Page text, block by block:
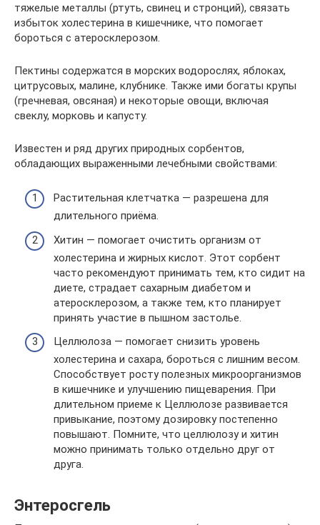
тяжелые металлы (ртуть, свинец и стронций), связать
избыток холестерина в кишечнике, что помогает
бороться с атеросклерозом.
Пектины содержатся в морских водорослях, яблоках,
цитрусовых, малине, клубнике. Также ими богаты крупы
(гречневая, овсяная) и некоторые овощи, включая
свеклу, морковь и капусту.
Известен и ряд других природных сорбентов,
обладающих выраженными лечебными свойствами:
Растительная клетчатка — разрешена для
длительного приёма.
Хитин — помогает очистить организм от
холестерина и жирных кислот. Этот сорбент
часто рекомендуют принимать тем, кто сидит на
диете, страдает сахарным диабетом и
атеросклерозом, а также тем, кто планирует
принять участие в пышном застолье.
Целлюлоза — помогает снизить уровень
холестерина и сахара, бороться с лишним весом.
Способствует росту полезных микроорганизмов
в кишечнике и улучшению пищеварения. При
длительном приеме к Целлюлозе развивается
привыкание, поэтому дозировку постепенно
повышают. Помните, что целлюлозу и хитин
можно принимать только отдельно друг от
друга.
Энтеросгель